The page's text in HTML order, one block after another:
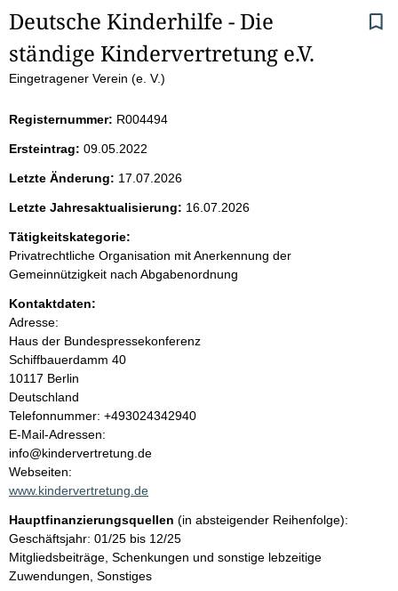
S
e
t
e
n
i
n
h
a
l
t
Deutsche Kinderhilfe - Die
ständige Kindervertretung e.V.
Eingetragener Verein (e. V.)
Registernummer: R004494
Ersteintrag: 09.05.2022
Letzte Änderung: 17.07.2026
Letzte Jahresaktualisierung: 16.07.2026
Tätigkeitskategorie:
Privatrechtliche Organisation mit Anerkennung der
Gemeinnützigkeit nach Abgabenordnung
Kontaktdaten:
Adresse:
Haus der Bundespressekonferenz
Schiffbauerdamm 40
10117 Berlin
Deutschland
K
o
n
t
a
t
i
n
f
Telefonnummer: +493024342940
E-Mail-Adressen:
info@kindervertretung.de
Webseiten:
www.kindervertretung.de
Hauptfinanzierungsquellen (in absteigender Reihenfolge):
Geschäftsjahr: 01/25 bis 12/25
Mitgliedsbeiträge, Schenkungen und sonstige lebzeitige
Zuwendungen, Sonstiges